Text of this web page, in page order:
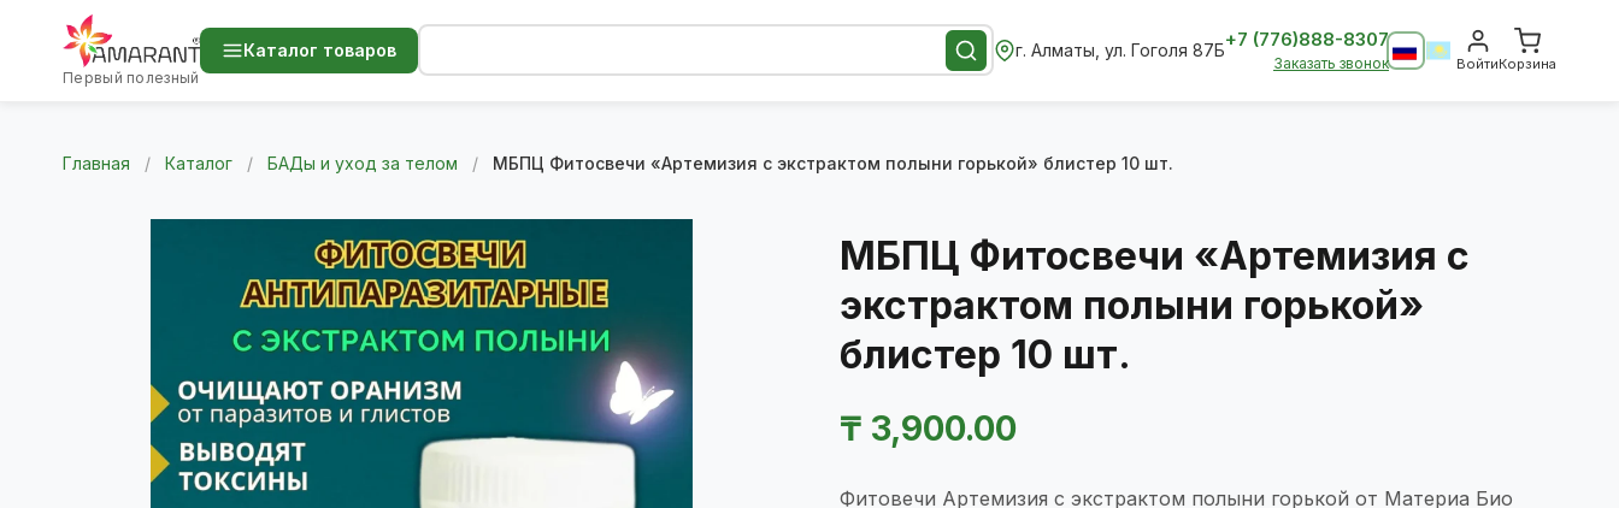
Первый полезный
Каталог товаров г. Алматы, ул. Гоголя 87Б+7 (776)888-8307
Заказать звонок ВойтиКорзина
Главная / Каталог / БАДы и уход за телом / МБПЦ Фитосвечи «Артемизия с экстрактом полыни горькой» блистер 10 шт.
МБПЦ Фитосвечи «Артемизия с
экстрактом полыни горькой»
блистер 10 шт.
₸ 3,900.00
Фитовечи Артемизия с экстрактом полыни горькой от Материа Био